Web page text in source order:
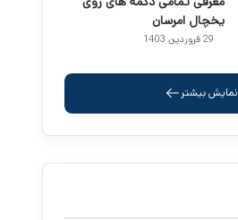
یخچال امرسان
29 فروردین 1403
نمایش بیشتر